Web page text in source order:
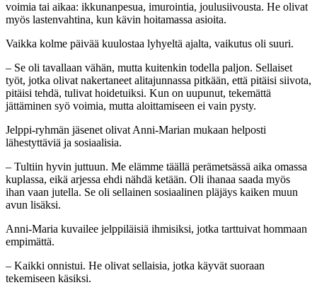
voimia tai aikaa: ikkunanpesua, imurointia, joulusiivousta. He olivat
myös lastenvahtina, kun kävin hoitamassa asioita.
Vaikka kolme päivää kuulostaa lyhyeltä ajalta, vaikutus oli suuri.
– Se oli tavallaan vähän, mutta kuitenkin todella paljon. Sellaiset
työt, jotka olivat nakertaneet alitajunnassa pitkään, että pitäisi siivota,
pitäisi tehdä, tulivat hoidetuiksi. Kun on uupunut, tekemättä
jättäminen syö voimia, mutta aloittamiseen ei vain pysty.
Jelppi-ryhmän jäsenet olivat Anni-Marian mukaan helposti
lähestyttäviä ja sosiaalisia.
– Tultiin hyvin juttuun. Me elämme täällä perämetsässä aika omassa
kuplassa, eikä arjessa ehdi nähdä ketään. Oli ihanaa saada myös
ihan vaan jutella. Se oli sellainen sosiaalinen pläjäys kaiken muun
avun lisäksi.
Anni-Maria kuvailee jelppiläisiä ihmisiksi, jotka tarttuivat hommaan
empimättä.
– Kaikki onnistui. He olivat sellaisia, jotka käyvät suoraan
tekemiseen käsiksi.